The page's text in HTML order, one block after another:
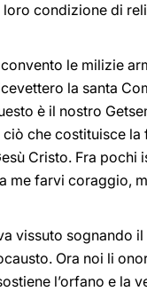
condizione di
le milizie
la santa
è il nostro
che costituisce
Cristo. Fra pochi
me farvi coraggio,
vissuto sognando
Ora noi li
l’orfano e la